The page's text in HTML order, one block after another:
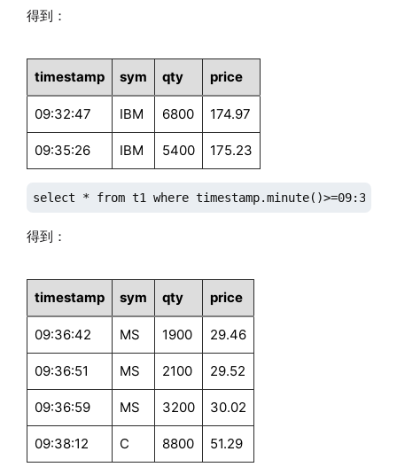
得到：
timestamp sym qty price
09:32:47 IBM 6800 174.97
09:35:26 IBM 5400 175.23
select * from t1 where timestamp.minute()>=09:36m;
得到：
timestamp sym qty price
09:36:42 MS 1900 29.46
09:36:51 MS 2100 29.52
09:36:59 MS 3200 30.02
09:38:12 C 8800 51.29